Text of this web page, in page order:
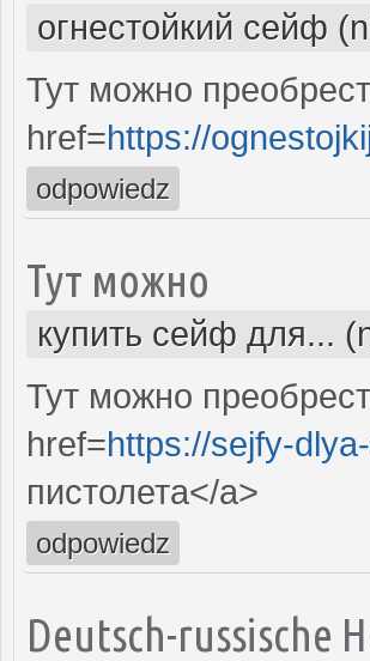
огнестойкий сейф
Тут можно
href=https://
odpowiedz
Тут можно
купить сейф для...
Тут можно
href=https://sejfy-
пистолета</a>
odpowiedz
Deutsch-russische